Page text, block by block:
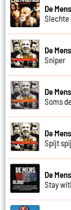
De Mens
Slechte
De Mens
Sniper
De Mens
Soms
De Mens
Spijt
De Mens
Stay